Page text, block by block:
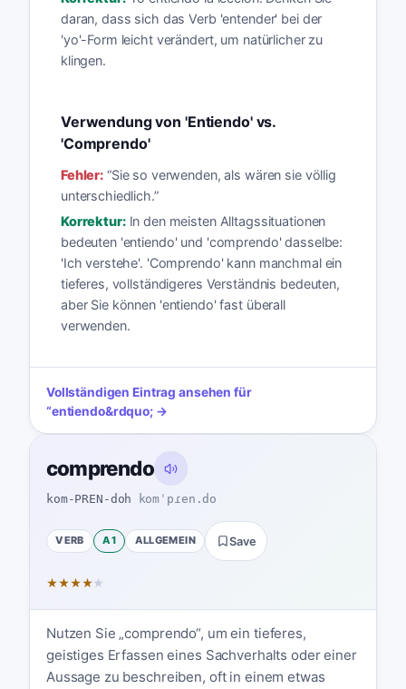
daran, dass sich das Verb 'entender' bei der
'yo'-Form leicht verändert, um natürlicher zu
klingen.
Verwendung von 'Entiendo' vs.
'Comprendo'
Fehler: “Sie so verwenden, als wären sie völlig
unterschiedlich.”
Korrektur: In den meisten Alltagssituationen
bedeuten 'entiendo' und 'comprendo' dasselbe:
'Ich verstehe'. 'Comprendo' kann manchmal ein
tieferes, vollständigeres Verständnis bedeuten,
aber Sie können 'entiendo' fast überall
verwenden.
Vollständigen Eintrag ansehen für
“entiendo&rdquo; →
comprendo
kom-PREN-doh komˈpɾen.do
VERB A1 ALLGEMEIN Save
★★★★★
Nutzen Sie „comprendo“, um ein tieferes,
geistiges Erfassen eines Sachverhalts oder einer
Aussage zu beschreiben, oft in einem etwas